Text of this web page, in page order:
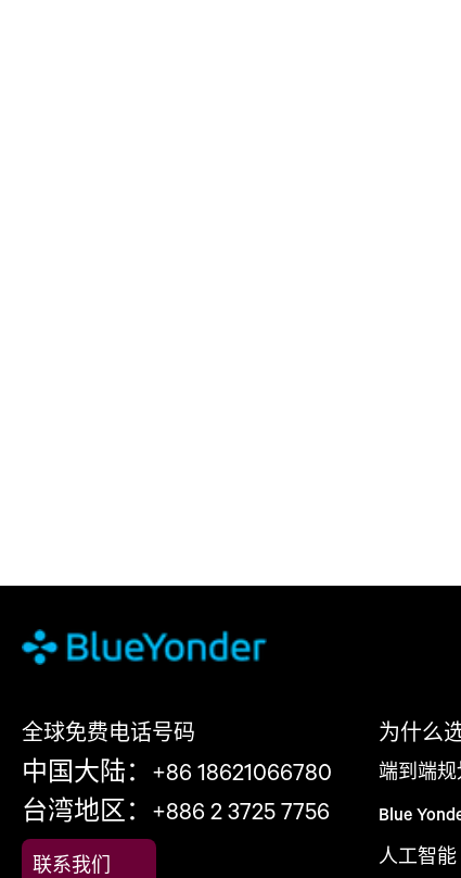
全球免费电话号码
中国大陆：+86 18621066780
台湾地区：+886 2 3725 7756
联系我们
为什么
端到端
Blue
人工智能